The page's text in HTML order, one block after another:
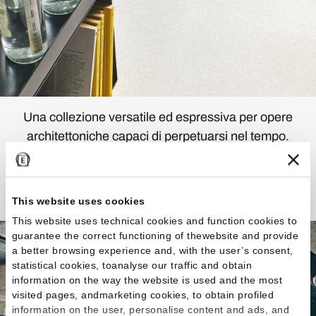
This website uses cookies
This website uses technical cookies and function cookies to
guarantee the correct functioning of thewebsite and provide
a better browsing experience and, with the user’s consent,
statistical cookies, toanalyse our traffic and obtain
information on the way the website is used and the most
visited pages, andmarketing cookies, to obtain profiled
information on the user, personalise content and ads, and
Una collezione versatile ed espressiva per opere
architettoniche capaci di perpetuarsi nel tempo.